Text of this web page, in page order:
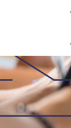
Direkt
zum
Inhalt